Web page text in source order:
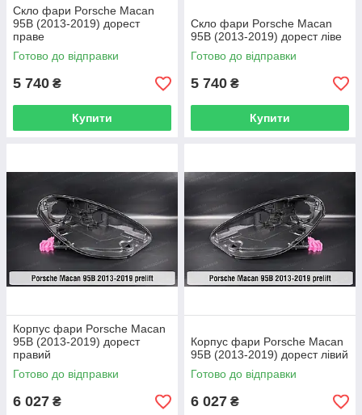
Скло фари Porsche Macan
95B (2013-2019) дорест
праве
Готово до відправки
5 740 ₴
Купити
Скло фари Porsche Macan
95B (2013-2019) дорест ліве
Готово до відправки
5 740 ₴
Купити
Корпус фари Porsche Macan
95B (2013-2019) дорест
правий
Готово до відправки
6 027 ₴
Корпус фари Porsche Macan
95B (2013-2019) дорест лівий
Готово до відправки
6 027 ₴